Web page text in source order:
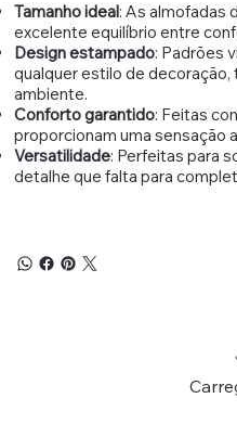
Tamanho ideal: As almofadas
excelente equilíbrio entre
Design estampado: Padrões
qualquer estilo de
ambiente.
Conforto garantido: Feitas
proporcionam uma sensação
Versatilidade: Perfeitas para
detalhe que falta para